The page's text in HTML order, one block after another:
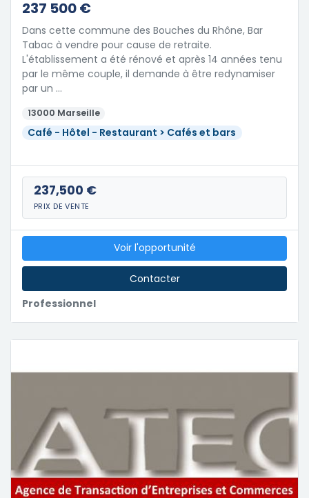
237 500 €
Dans cette commune des Bouches du Rhône, Bar
Tabac à vendre pour cause de retraite.
L'établissement a été rénové et après 14 années tenu
par le même couple, il demande à être redynamiser
par un …
13000 Marseille
Café - Hôtel - Restaurant > Cafés et bars
237,500 €
PRIX DE VENTE
Professionnel
Voir l'opportunité
Contacter